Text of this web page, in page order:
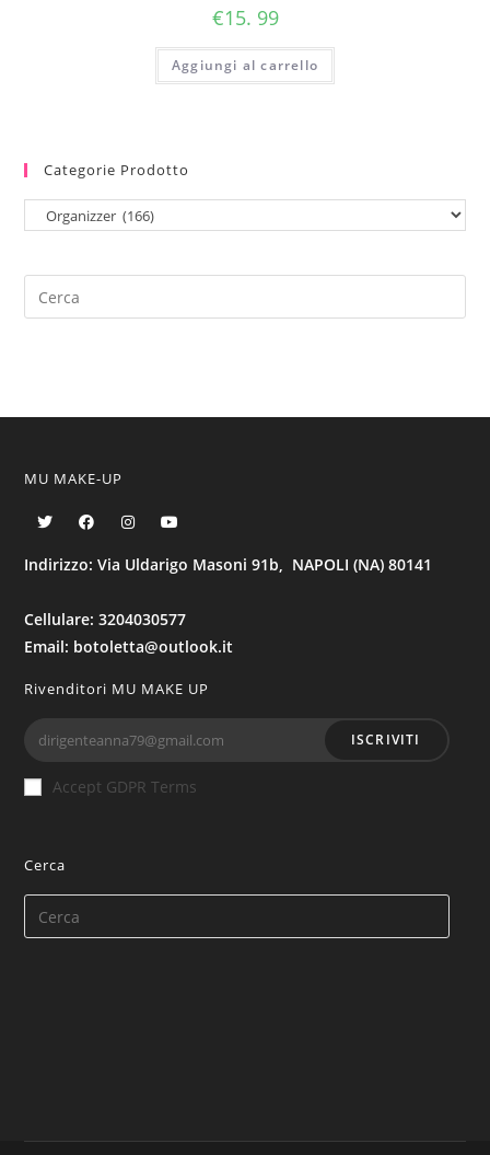
€15. 99
Aggiungi al carrello
Categorie Prodotto
MU MAKE-UP
Indirizzo: Via Uldarigo Masoni 91b, NAPOLI (NA) 80141
Cellulare: 3204030577
Email: botoletta@outlook.it
Rivenditori MU MAKE UP
ISCRIVITI
Accept GDPR Terms
Cerca